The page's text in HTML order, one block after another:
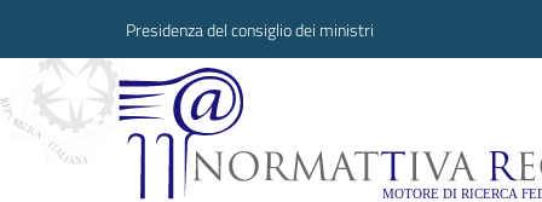
Presidenza del consiglio dei ministri